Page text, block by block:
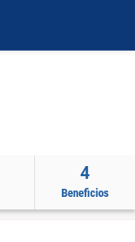
4
Beneficios